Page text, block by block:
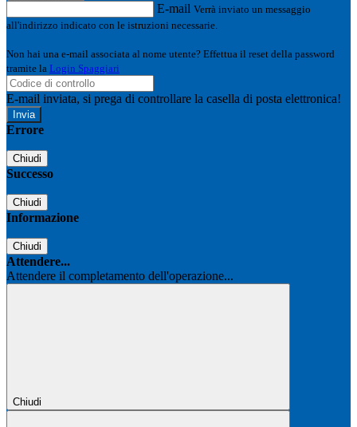
E-mail Verrà inviato un messaggio
all'indirizzo indicato con le istruzioni necessarie.
Non hai una e-mail associata al nome utente? Effettua il reset della password
tramite la Login Spaggiari
E-mail inviata, si prega di controllare la casella di posta elettronica!
Errore
Chiudi
Successo
Chiudi
Informazione
Chiudi
Attendere...
Attendere il completamento dell'operazione...
Chiudi